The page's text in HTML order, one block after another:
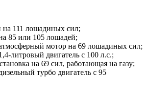
на 111 лошадиных сил;
85 или 105 лошадей;
мотор на 69 лошадиных сил;
литровый двигатель с 100 л.с.;
на 69 сил, работающая на газу;
турбо двигатель с 95